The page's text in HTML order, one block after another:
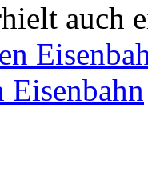
auch
Eisenbahn